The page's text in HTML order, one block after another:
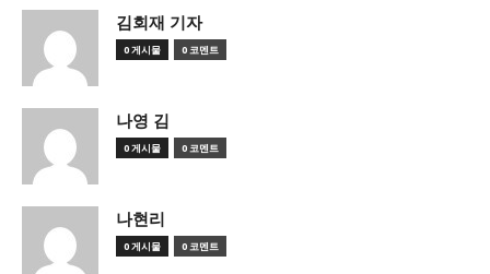
김회재 기자
0 게시물 0 코멘트
나영 김
0 게시물 0 코멘트
나현리
0 게시물 0 코멘트